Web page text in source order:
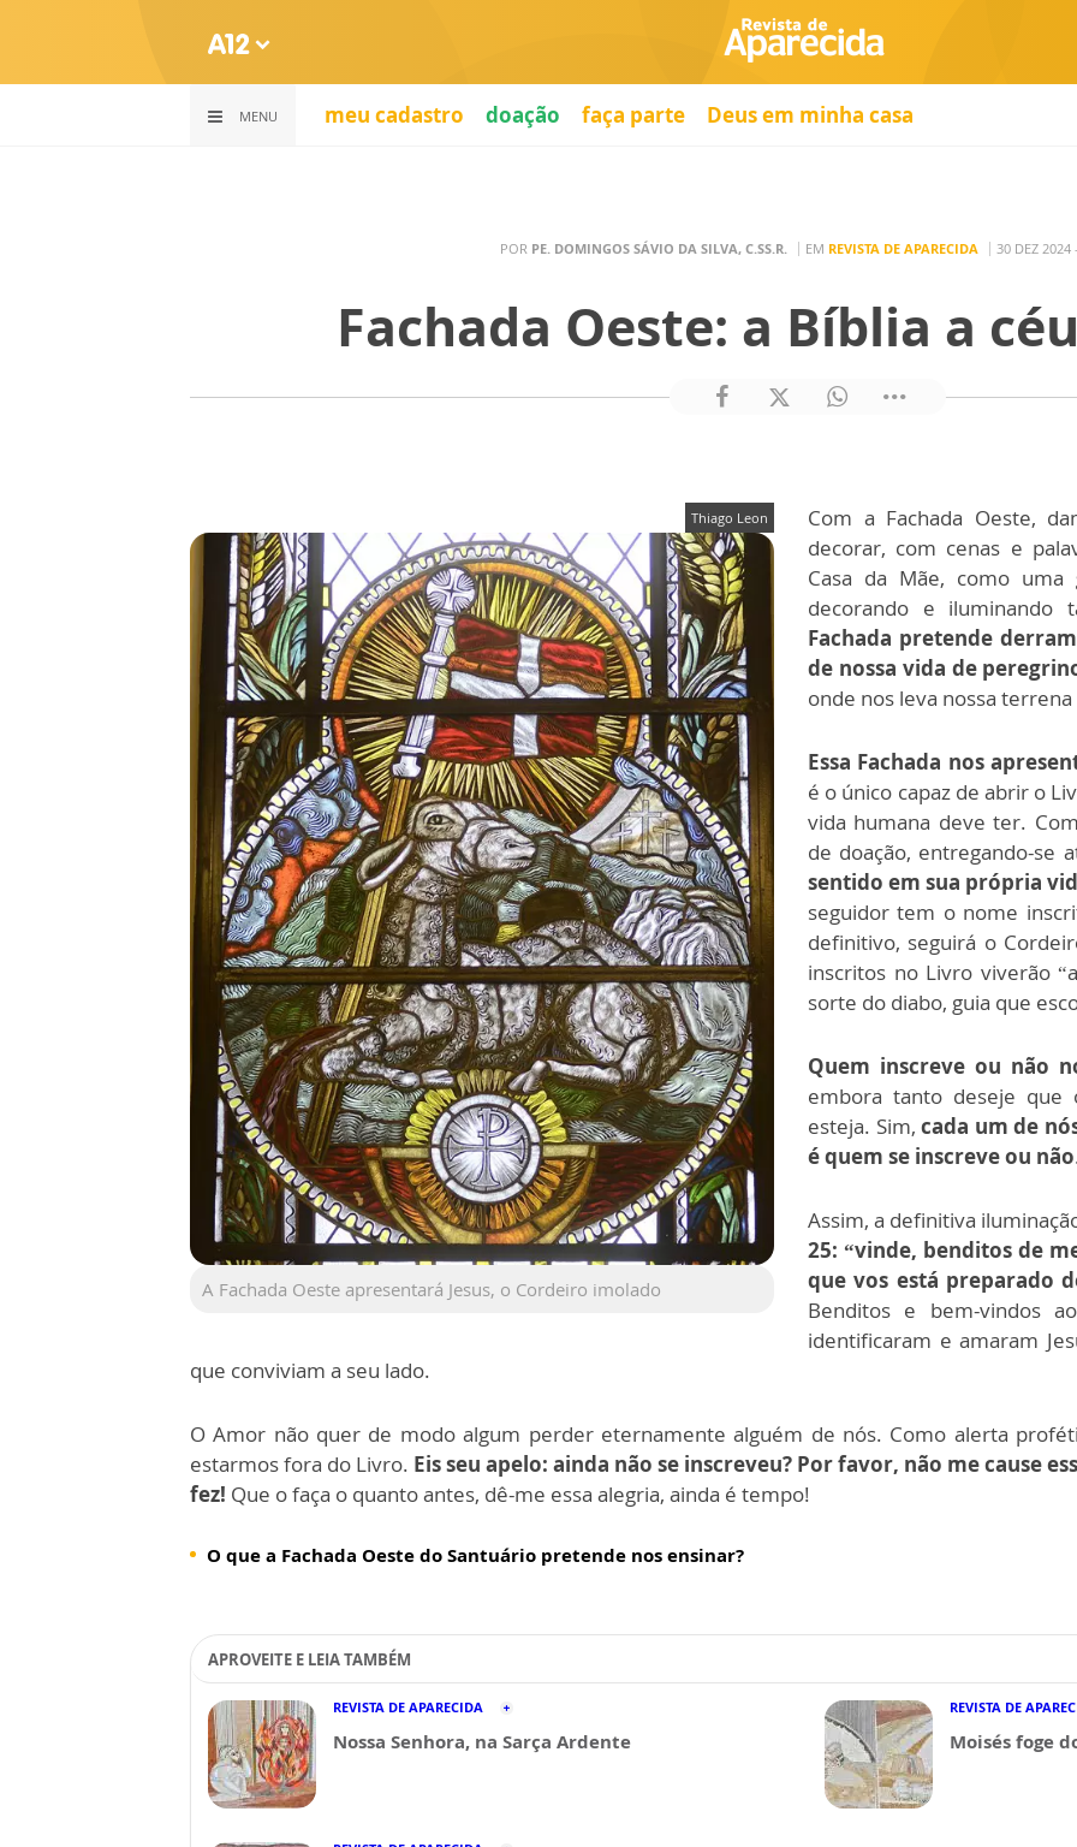
MENU meu cadastro doação faça parte Deus em minha casa
POR PE. DOMINGOS SÁVIO DA SILVA, C.SS.R. EM REVISTA DE APARECIDA 30 DEZ 2024
Fachada Oeste: a Bíblia a
Thiago Leon
A Fachada Oeste apresentará Jesus, o Cordeiro imolado
Com a Fachada Oeste,
decorar, com cenas e
Casa da Mãe, como uma
decorando e iluminando
Fachada pretende
de nossa vida de
onde nos leva nossa
Essa Fachada nos
é o único capaz de abrir o
vida humana deve ter.
de doação, entregando-se
sentido em sua própria
seguidor tem o nome
definitivo, seguirá o
inscritos no Livro viverão
sorte do diabo, guia que
Quem inscreve ou não
embora tanto deseje
esteja. Sim, cada um de
é quem se inscreve ou não
Assim, a definitiva
25: “vinde, benditos de
que vos está preparado
Benditos e bem-vindos
identificaram e amaram
que conviviam a seu lado.
O Amor não quer de modo algum perder eternamente alguém de nós. Como alerta
estarmos fora do Livro. Eis seu apelo: ainda não se inscreveu? Por favor, não me cause
fez! Que o faça o quanto antes, dê-me essa alegria, ainda é tempo!
O que a Fachada Oeste do Santuário pretende nos ensinar?
APROVEITE E LEIA TAMBÉM
REVISTA DE APARECIDA
Nossa Senhora, na Sarça Ardente
REVISTA DE
Moisés foge